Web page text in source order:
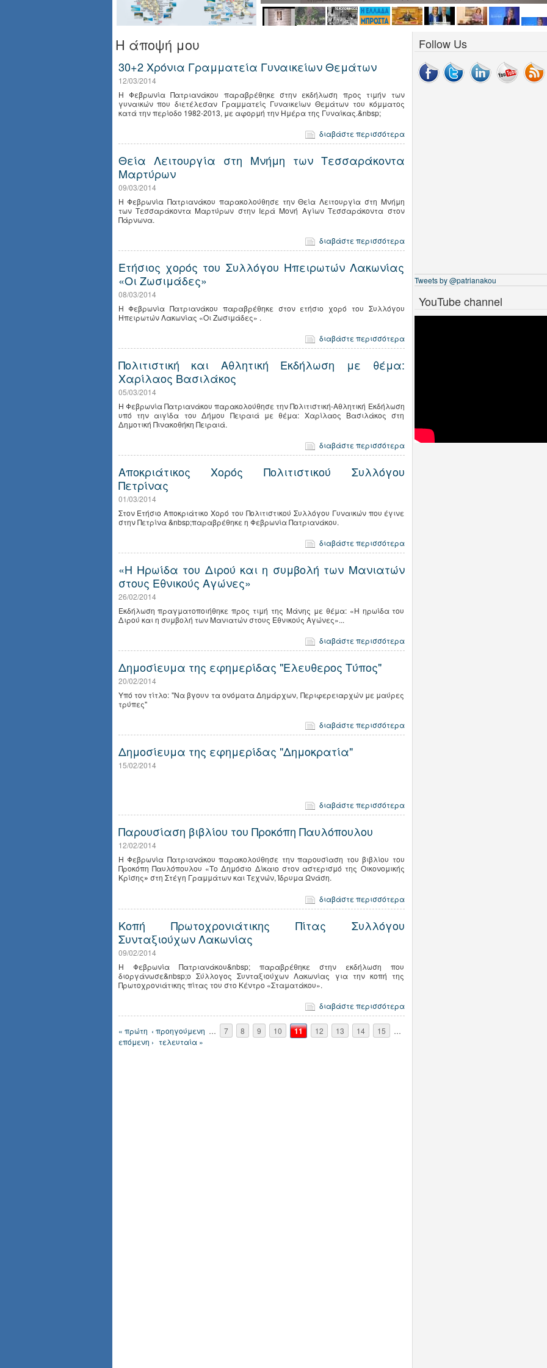
Η άποψή μου
30+2 Χρόνια Γραμματεία Γυναικείων Θεμάτων
12/03/2014
Η Φεβρωνία Πατριανάκου παραβρέθηκε στην εκδήλωση προς τιμήν των
γυναικών που διετέλεσαν Γραμματείς Γυναικείων Θεμάτων του κόμματος
κατά την περίοδο 1982-2013, με αφορμή την Ημέρα της Γυναίκας.&nbsp;
διαβάστε περισσότερα
Θεία Λειτουργία στη Μνήμη των Τεσσαράκοντα
Μαρτύρων
09/03/2014
Η Φεβρωνία Πατριανάκου παρακολούθησε την Θεία Λειτουργία στη Μνήμη
των Τεσσαράκοντα Μαρτύρων στην Ιερά Μονή Αγίων Τεσσαράκοντα στον
Πάρνωνα.
διαβάστε περισσότερα
Ετήσιος χορός του Συλλόγου Ηπειρωτών Λακωνίας
«Οι Ζωσιμάδες»
08/03/2014
Η Φεβρωνία Πατριανάκου παραβρέθηκε στον ετήσιο χoρό του Συλλόγου
Ηπειρωτών Λακωνίας «Οι Ζωσιμάδες» .
διαβάστε περισσότερα
Πολιτιστική και Αθλητική Εκδήλωση με θέμα:
Χαρίλαος Βασιλάκος
05/03/2014
Η Φεβρωνία Πατριανάκου παρακολούθησε την Πολιτιστική-Αθλητική Εκδήλωση
υπό την αιγίδα του Δήμου Πειραιά με θέμα: Χαρίλαος Βασιλάκος στη
Δημοτική Πινακοθήκη Πειραιά.
διαβάστε περισσότερα
Αποκριάτικος Χορός Πολιτιστικού Συλλόγου
Πετρίνας
01/03/2014
Στον Ετήσιο Αποκριάτικο Χορό του Πολιτιστικού Συλλόγου Γυναικών που έγινε
στην Πετρίνα &nbsp;παραβρέθηκε η Φεβρωνία Πατριανάκου.
διαβάστε περισσότερα
«Η Ηρωίδα του Διρού και η συμβολή των Μανιατών
στους Εθνικούς Αγώνες»
26/02/2014
Εκδήλωση πραγματοποιήθηκε προς τιμή της Μάνης με θέμα: «Η ηρωίδα του
Διρού και η συμβολή των Μανιατών στους Εθνικούς Αγώνες»...
διαβάστε περισσότερα
Δημοσίευμα της εφημερίδας "Ελευθερος Τύπος"
20/02/2014
Υπό τον τίτλο: "Να βγουν τα ονόματα Δημάρχων, Περιφερειαρχών με μαύρες
τρύπες"
διαβάστε περισσότερα
Δημοσίευμα της εφημερίδας "Δημοκρατία"
15/02/2014
διαβάστε περισσότερα
Παρουσίαση βιβλίου του Προκόπη Παυλόπουλου
12/02/2014
Η Φεβρωνία Πατριανάκου παρακολούθησε την παρουσίαση του βιβλίου του
Προκόπη Παυλόπουλου «Το Δημόσιο Δίκαιο στον αστερισμό της Οικονομικής
Κρίσης» στη Στέγη Γραμμάτων και Τεχνών, Ίδρυμα Ωνάση.
διαβάστε περισσότερα
Κοπή Πρωτοχρονιάτικης Πίτας Συλλόγου
Συνταξιούχων Λακωνίας
09/02/2014
Η Φεβρωνία Πατριανάκου&nbsp; παραβρέθηκε στην εκδήλωση που
διοργάνωσε&nbsp;ο Σύλλογος Συνταξιούχων Λακωνίας για την κοπή της
Πρωτοχρονιάτικης πίτας του στο Κέντρο «Σταματάκου».
διαβάστε περισσότερα
Σελίδες
« πρώτη ‹ προηγούμενη … 7 8 9 10 11 12 13 14 15
…
επόμενη › τελευταία »
Follow Us
Tweets by @patrianakou
YouTube channel